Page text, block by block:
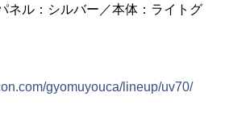
ル：シルバー／本体：ライトグ
gyomuyouca/lineup/uv70/